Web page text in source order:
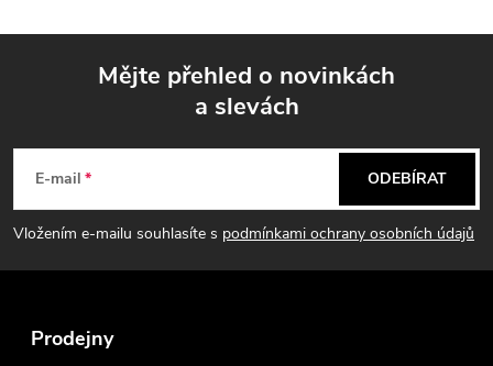
p
Mějte přehled o novinkách
a slevách
E-mail
Vložením e-mailu souhlasíte s podmínkami ochrany osobních údajů
ODEBÍRAT
Prodejny